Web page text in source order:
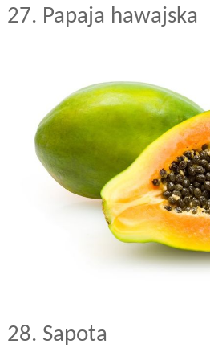
27. Papaja hawajska
28. Sapota